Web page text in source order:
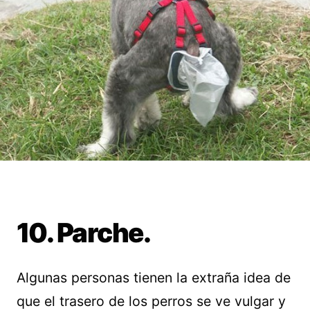
10. Parche.
Algunas personas tienen la extraña idea de
que el trasero de los perros se ve vulgar y